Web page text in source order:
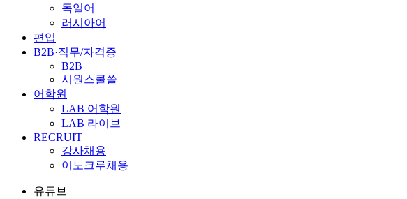
독일어
러시아어
편입
B2B·직무/자격증
B2B
시원스쿨쓸
어학원
LAB 어학원
LAB 라이브
RECRUIT
강사채용
이노크루채용
유튜브